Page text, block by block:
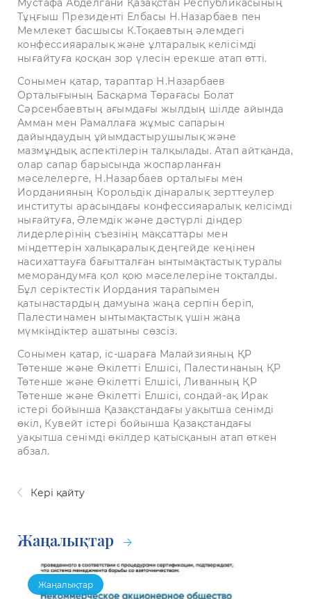
Мустафа Абделгани Қазақстан Республикасының
Тұңғыш Президенті Елбасы Н.Назарбаев пен
Мемлекет басшысы К.Тоқаевтың әлемдегі
конфессияаралық және ұлтаралық келісімді
нығайтуға қосқан зор үлесін ерекше атап өтті.
Сонымен қатар, тараптар Н.Назарбаев
Орталығының Басқарма Төрағасы Болат
Сәрсенбаевтың ағымдағы жылдың шілде айында
Амман мен Рамаллаға жұмыс сапарын
дайындаудың ұйымдастырушылық және
мазмұндық аспектілерін талқылады. Атап айтқанда,
олар сапар барысында жоспарланған
мәселелерге, Н.Назарбаев орталығы мен
Иорданияның Корольдік дінаралық зерттеулер
институты арасындағы конфессияаралық келісімді
нығайтуға, Әлемдік және дәстүрлі діндер
лидерлерінің съезінің мақсаттары мен
міндеттерін халықаралық деңгейде кеңінен
насихаттауға бағытталған ынтымақтастық туралы
меморандумға қол қою мәселелеріне тоқталды.
Бұл серіктестік Иордания тарапымен
қатынастардың дамуына жаңа серпін беріп,
Палестинамен ынтымақтастық үшін жаңа
мүмкіндіктер ашатыны сөзсіз.
Сонымен қатар, іс-шараға Малайзияның ҚР
Төтенше және Өкілетті Елшісі, Палестинаның ҚР
Төтенше және Өкілетті Елшісі, Ливанның ҚР
Төтенше және Өкілетті Елшісі, сондай-ақ Ирак
істері бойынша Қазақстандағы уақытша сенімді
өкіл, Кувейт істері бойынша Қазақстандағы
уақытша сенімді өкілдер қатысқанын атап өткен
абзал.
Кері қайту
Жаңалықтар
Жаңалықтар